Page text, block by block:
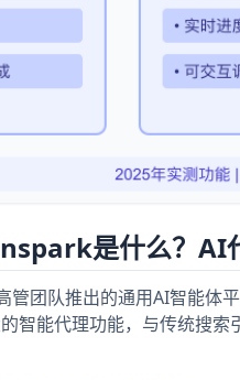
是什么？
管团队推出的通用AI智能体
智能代理功能，与传统搜